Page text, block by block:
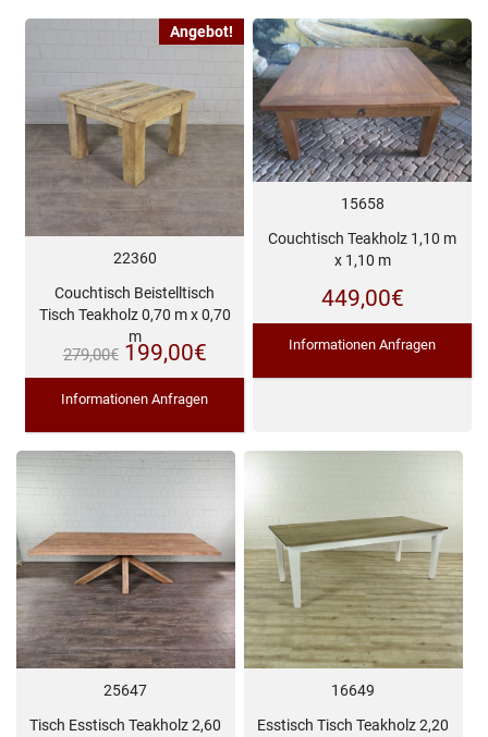
Angebot!
22360
Couchtisch Beistelltisch
Tisch Teakholz 0,70 m x 0,70
m
279,00€ Ursprünglicher
Preis
279,00€
199,00€Aktueller
Preis
199,00€.
Informationen Anfragen
15658
Couchtisch Teakholz 1,10 m
x 1,10 m
449,00€
Informationen Anfragen
25647
Tisch Esstisch Teakholz 2,60
16649
Esstisch Tisch Teakholz 2,20